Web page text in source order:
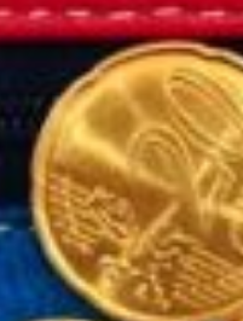
service du public et des agents